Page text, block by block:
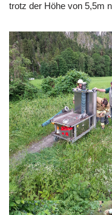
trotz der Höhe von 5,5m